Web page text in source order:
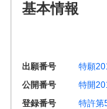
基本情報
出願番号
特願
公開番号
特開
登録番号
特許第